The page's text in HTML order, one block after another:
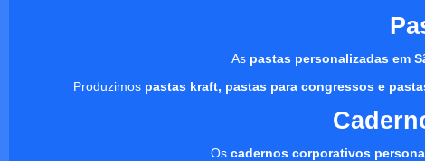
As pastas personalizadas em
Produzimos pastas kraft, pastas para congressos e
Os cadernos corporativos